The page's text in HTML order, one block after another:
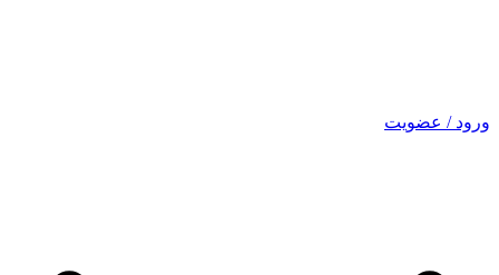
ورود / عضویت